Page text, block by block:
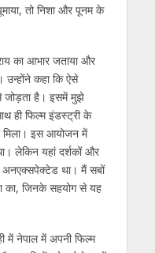
तो निशा और पूनम के
का आभार जताया और
उन्‍होंने कहा कि ऐसे
जोड़ता है। इसमें मुझे
ही फिल्‍म इंडस्‍ट्री के
मिला। इस आयोजन में
लेकिन यहां दर्शकों और
अनएक्‍सपेक्‍टेड था। मैं सबों
का, जिनके सहयोग से यह
में नेपाल में अपनी फिल्‍म